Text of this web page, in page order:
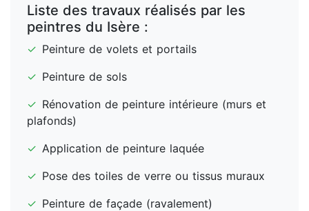
Liste des travaux réalisés par les
peintres du Isère :
✓ Peinture de volets et portails
✓ Peinture de sols
✓ Rénovation de peinture intérieure (murs et
plafonds)
✓ Application de peinture laquée
✓ Pose des toiles de verre ou tissus muraux
✓ Peinture de façade (ravalement)